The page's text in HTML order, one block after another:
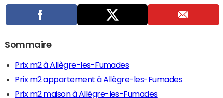
Sommaire
Prix m2 à Allègre-les-Fumades
Prix m2 appartement à Allègre-les-Fumades
Prix m2 maison à Allègre-les-Fumades